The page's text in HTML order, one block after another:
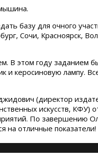
базу для очного
Сочи, Красноярск,
В этом году заданием
и керосиновую лампу.
(директор
искусств, КФУ)
По завершению
на отличные показатели!